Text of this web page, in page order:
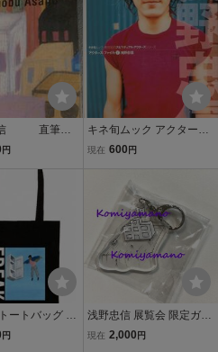
信 直筆サ
error」送料
円
キネ旬ムック アクター
ズ・ファイル①浅野忠信
現在 600 円
ートバッグ 展
ASANO
円
浅野忠信 展覧会 限定ガチ
ャ アクリルキーホルダー
現在 2,000 円